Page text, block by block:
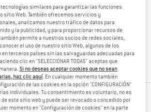
ofrecerte alternativas. Para que puedas
puedes recurrir a una de las siguientes
opciones:
anteriory busca de nuevo empleando
menos filtros.
DE TUS MARCAS FAVORITAS
similares para garantizar las funciones
sitio Web. También ofrecemos servicios y
analizamos nuestro tráfico de datos para
y la publicidad, y para proporcionar recursos de
permite a nuestros socios de redes sociales,
el uso de nuestro sitio Web, algunos de los
terceros países sin las salvaguardas adecuadas para
clic en "SELECCIONAR TODAS" aceptas que
Si no deseas aceptar cookies que no sean
haz clic aquí. En cualquier momento también
de las cookies en la opción "CONFIGURACIÓN"
individuales. Tu consentimiento es voluntario, no es
este sitio web y puede ser revocado o concedido por
momento en "Configuración de cookies" en la parte